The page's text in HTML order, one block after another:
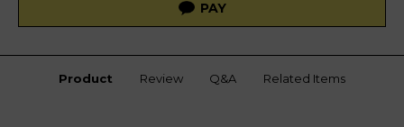
Product Review Q&A Related Items